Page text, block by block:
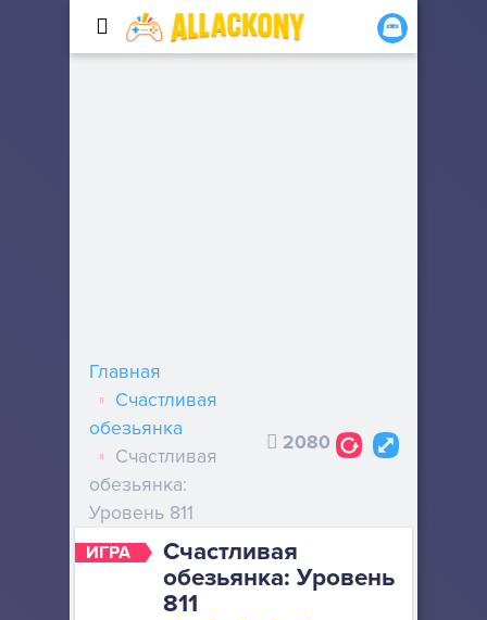
ИГРА
Счастливая
обезьянка: Уровень
811
Главная
Счастливая
обезьянка
Счастливая
обезьянка:
Уровень 811
2080